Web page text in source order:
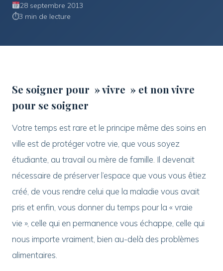
28 septembre 2013
⏱3 min de lecture
Se soigner pour » vivre » et non vivre
pour se soigner
Votre temps est rare et le principe même des soins en
ville est de protéger votre vie, que vous soyez
étudiante, au travail ou mère de famille. Il devenait
nécessaire de préserver l’espace que vous vous êtiez
créé, de vous rendre celui que la maladie vous avait
pris et enfin, vous donner du temps pour la « vraie
vie », celle qui en permanence vous échappe, celle qui
nous importe vraiment, bien au-delà des problèmes
alimentaires.